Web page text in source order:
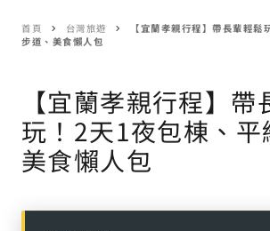
首頁 台灣旅遊
【宜蘭孝親行程】帶長輩輕
步道、美食懶人包
【宜蘭孝親行程】帶
玩！2天1夜包棟、平
美食懶人包